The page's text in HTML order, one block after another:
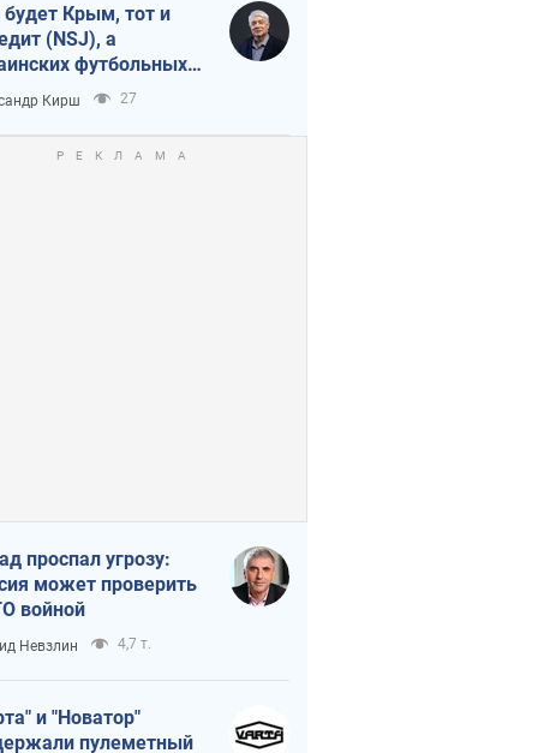
будет Крым, тот и
(NSJ), а
футбольных
могут
убийцами
Кирш 27
проспал угрозу:
может проверить
войной
Невзлин 4,7 т.
и "Новатор"
пулеметный